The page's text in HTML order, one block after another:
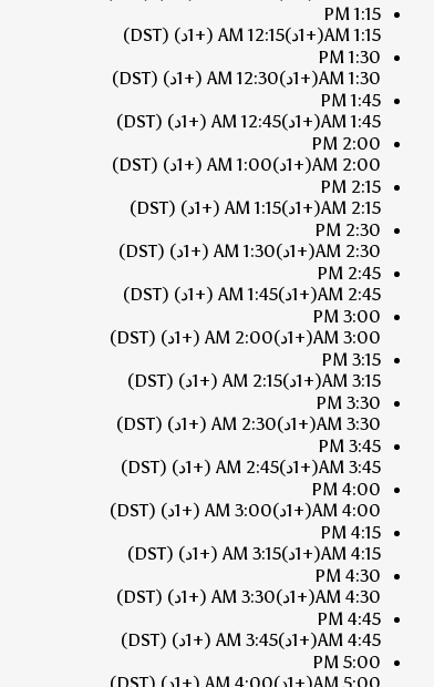
1:15 PM
1:15 AM
(+1د) 12:15 AM (+1د)
(DST)
1:30 PM
1:30 AM
(+1د) 12:30 AM (+1د)
(DST)
1:45 PM
1:45 AM
(+1د) 12:45 AM (+1د)
(DST)
2:00 PM
2:00 AM
(+1د) 1:00 AM (+1د)
(DST)
2:15 PM
2:15 AM
(+1د) 1:15 AM (+1د)
(DST)
2:30 PM
2:30 AM
(+1د) 1:30 AM (+1د)
(DST)
2:45 PM
2:45 AM
(+1د) 1:45 AM (+1د)
(DST)
3:00 PM
3:00 AM
(+1د) 2:00 AM (+1د)
(DST)
3:15 PM
3:15 AM
(+1د) 2:15 AM (+1د)
(DST)
3:30 PM
3:30 AM
(+1د) 2:30 AM (+1د)
(DST)
3:45 PM
3:45 AM
(+1د) 2:45 AM (+1د)
(DST)
4:00 PM
4:00 AM
(+1د) 3:00 AM (+1د)
(DST)
4:15 PM
4:15 AM
(+1د) 3:15 AM (+1د)
(DST)
4:30 PM
4:30 AM
(+1د) 3:30 AM (+1د)
(DST)
4:45 PM
4:45 AM
(+1د) 3:45 AM (+1د)
(DST)
5:00 PM
5:00 AM
(+1د) 4:00 AM (+1د) (DST)